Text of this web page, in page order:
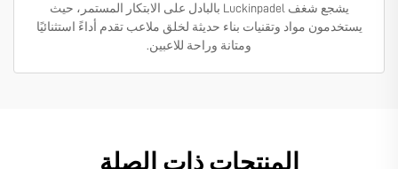
يشجع شغف Luckinpadel بالبادل على الابتكار المستمر، حيث
يستخدمون مواد وتقنيات بناء حديثة لخلق ملاعب تقدم أداءً استثنائيًا
ومتانة وراحة للاعبين.
المنتجات ذات الصلة